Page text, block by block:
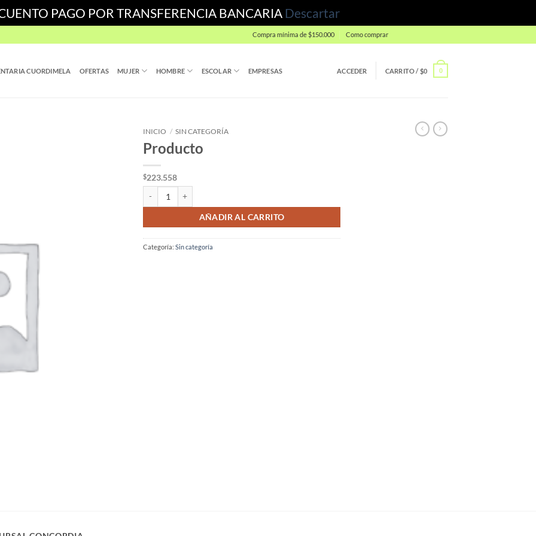
PAGO POR TRANSFERENCIA BANCARIA Descartar
Compra mínima de $150.000 Como comprar
CUORDIMELA OFERTAS MUJER HOMBRE ESCOLAR EMPRESAS ACCEDER CARRITO /$0 0
INICIO / SIN CATEGORÍA
Producto
$223.558
AÑADIR AL CARRITO
Categoría: Sin categoría